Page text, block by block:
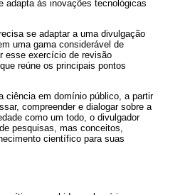
adapta às inovações tecnológicas
se adaptar a uma divulgação
uma gama considerável de
esse exercício de revisão
reúne os principais pontos
ciência em domínio público, a partir
compreender e dialogar sobre a
como um todo, o divulgador
pesquisas, mas conceitos,
científico para suas